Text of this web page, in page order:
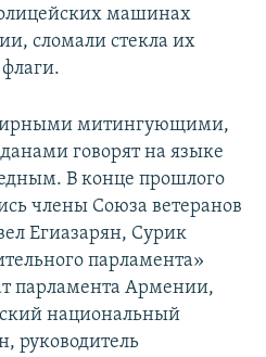
машинах
сломали стекла их
митингующими,
говорят на языке
В конце прошлого
члены Союза ветеранов
Егиазарян, Сурик
парламента»
парламента Армении,
национальный
руководитель